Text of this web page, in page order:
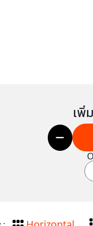
เพิ่